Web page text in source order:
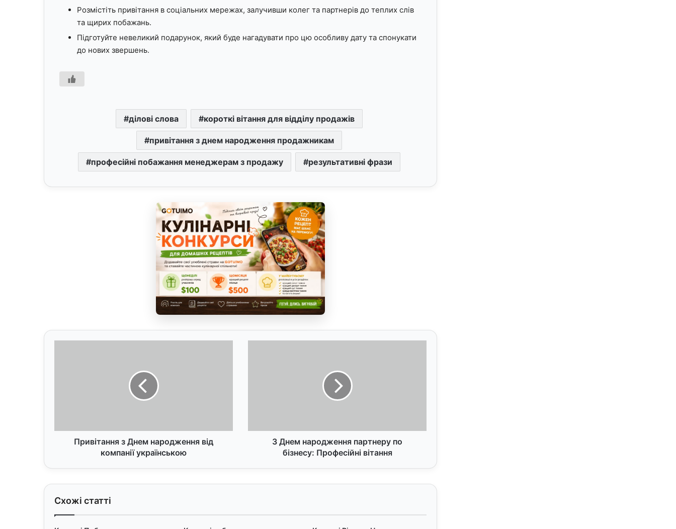
Розмістіть привітання в соціальних мережах, залучивши колег та партнерів до теплих слів
та щирих побажань.
Підготуйте невеликий подарунок, який буде нагадувати про цю особливу дату та спонукати
до нових звершень.
ділові слова короткі вітання для відділу продажів
привітання з днем народження продажникам
професійні побажання менеджерам з продажу результативні фрази
н
е
н
а
Привітання з Днем народження від
компанії українською
о
н
а
З Днем народження партнеру по
бізнесу: Професійні вітання
Схожі статті